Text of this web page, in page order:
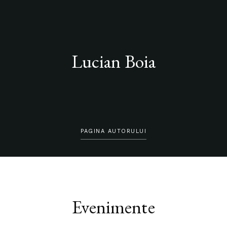
Lucian Boia
PAGINA AUTORULUI
Evenimente